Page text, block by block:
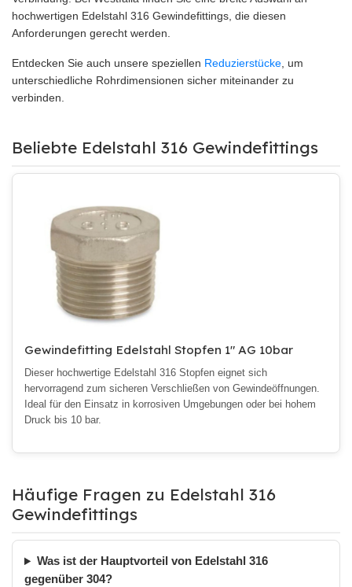
hochwertigen Edelstahl 316 Gewindefittings, die diesen
Anforderungen gerecht werden.
Entdecken Sie auch unsere speziellen Reduzierstücke , um
unterschiedliche Rohrdimensionen sicher miteinander zu
verbinden.
Beliebte Edelstahl 316 Gewindefittings
Gewindefitting Edelstahl Stopfen 1" AG 10bar
Dieser hochwertige Edelstahl 316 Stopfen eignet sich
hervorragend zum sicheren Verschließen von Gewindeöffnungen.
Ideal für den Einsatz in korrosiven Umgebungen oder bei hohem
Druck bis 10 bar.
Häufige Fragen zu Edelstahl 316
Gewindefittings
Was ist der Hauptvorteil von Edelstahl 316
gegenüber 304?